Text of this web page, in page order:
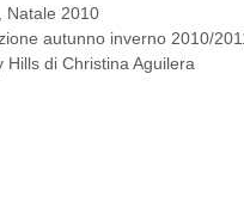
Natale 2010
autunno inverno 2010/
Hills di Christina Aguilera